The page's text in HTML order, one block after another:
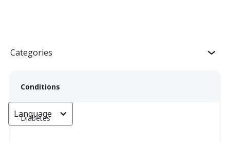
Categories
Conditions
Diabetes
Language